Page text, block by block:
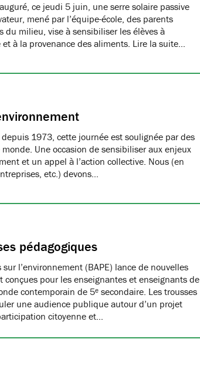
ce jeudi 5 juin, une serre solaire passive
mené par l’équipe-école, des parents
du milieu, vise à sensibiliser les élèves à
et à la provenance des aliments. Lire la suite…
1973, cette journée est soulignée par des
Une occasion de sensibiliser aux enjeux
et un appel à l’action collective. Nous (en
etc.) devons…
pédagogiques
l’environnement (BAPE) lance de nouvelles
conçues pour les enseignantes et enseignants de
contemporain de 5ᵉ secondaire. Les trousses
une audience publique autour d’un projet
citoyenne et…